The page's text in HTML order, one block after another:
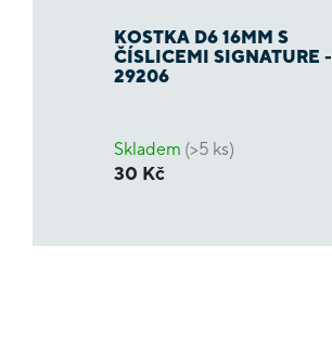
KOSTKA D6 16MM S
ČÍSLICEMI SIGNATURE -
29206
Skladem (>5 ks)
30 Kč